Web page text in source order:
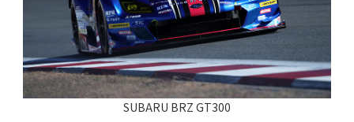
SUBARU BRZ GT300